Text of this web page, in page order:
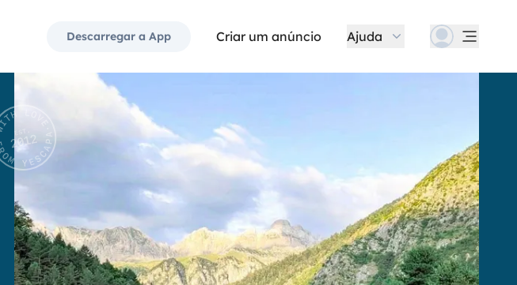
Descarregar a App Criar um anúncio Ajuda